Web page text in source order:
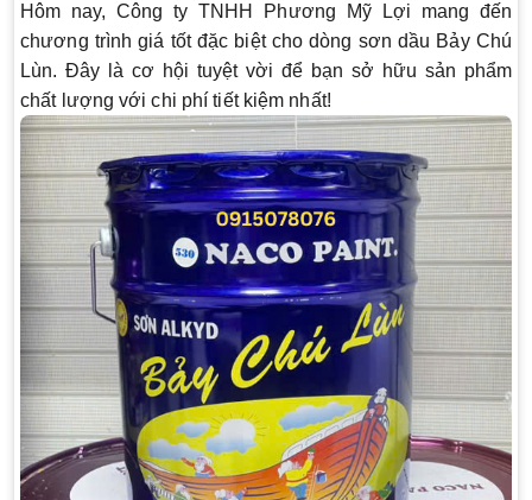
Hôm nay, Công ty TNHH Phương Mỹ Lợi mang đến
chương trình giá tốt đặc biệt cho dòng sơn dầu Bảy Chú
Lùn. Đây là cơ hội tuyệt vời để bạn sở hữu sản phẩm
chất lượng với chi phí tiết kiệm nhất!